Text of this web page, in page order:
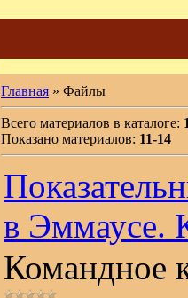
Главная » Файлы
Всего материалов в каталоге:
Показано материалов: 11-14
в Эммаусе.
Командное